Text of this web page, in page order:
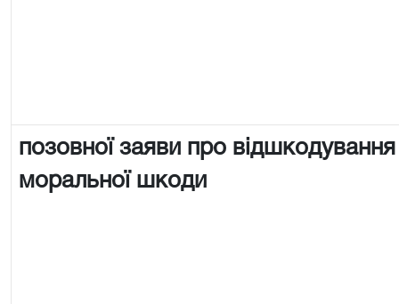
позовної заяви про відшкодування
моральної шкоди